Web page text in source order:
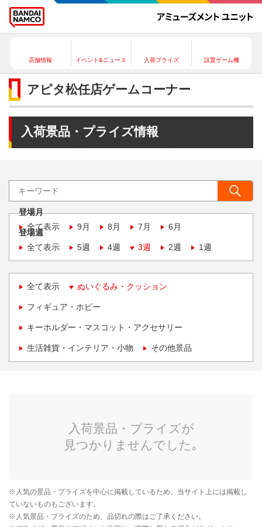
店舗情報 イベント&ニュース 入荷プライズ 設置ゲーム機
アピタ松任店ゲームコーナー
入荷景品・プライズ情報
登場月
全て表示
9月 8月 7月 6月
登場週
全て表示
5週 4週 3週 2週 1週
全て表示 ぬいぐるみ・クッション
フィギュア・ホビー
キーホルダー・マスコット・アクセサリー
生活雑貨・インテリア・小物 その他景品